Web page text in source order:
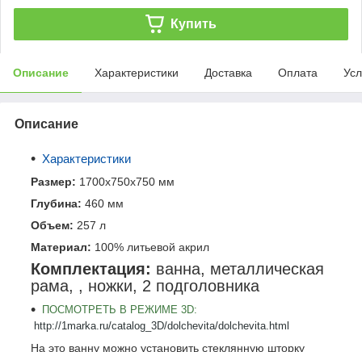
Купить
Описание Характеристики Доставка Оплата
Описание
Характеристики
Размер: 1700x750x750 мм
Глубина: 460 мм
Объем: 257 л
Материал: 100% литьевой акрил
Комплектация: ванна, металлическая
рама, , ножки, 2 подголовника
ПОСМОТРЕТЬ В РЕЖИМЕ 3D:
http://1marka.ru/catalog_3D/dolchevita/dolchevita.html
На это ванну можно установить стеклянную шторку